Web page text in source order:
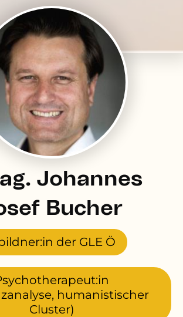
Johannes
Bucher
der GLE Ö
humanistischer
Cluster)